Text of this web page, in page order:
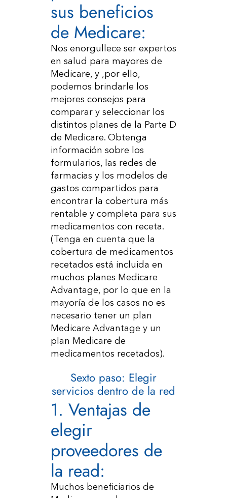
sus beneficios
de Medicare:
Nos enorgullece ser expertos
en salud para mayores de
Medicare, y ,por ello,
podemos brindarle los
mejores consejos para
comparar y seleccionar los
distintos planes de la Parte D
de Medicare. Obtenga
información sobre los
formularios, las redes de
farmacias y los modelos de
gastos compartidos para
encontrar la cobertura más
rentable y completa para sus
medicamentos con receta.
(Tenga en cuenta que la
cobertura de medicamentos
recetados está incluida en
muchos planes Medicare
Advantage, por lo que en la
mayoría de los casos no es
necesario tener un plan
Medicare Advantage y un
plan Medicare de
medicamentos recetados).
Sexto paso: Elegir
servicios dentro de la red
1. Ventajas de
elegir
proveedores de
la read:
Muchos beneficiarios de